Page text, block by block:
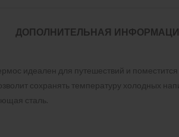
ДОПОЛНИТЕЛЬНАЯ
идеален для путешествий и
сохранять температуру холодных
сталь.